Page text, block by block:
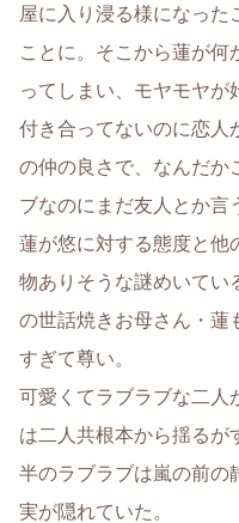
屋に入り浸る様になった
ことに。そこから蓮が何
ってしまい、モヤモヤが
付き合ってないのに恋人
の仲の良さで、なんだか
ブなのにまだ友人とか言
蓮が悠に対する態度と他
物ありそうな謎めいてい
の世話焼きお母さん・蓮
すぎて尊い。
可愛くてラブラブな二人
は二人共根本から揺るが
半のラブラブは嵐の前の
実が隠れていた。